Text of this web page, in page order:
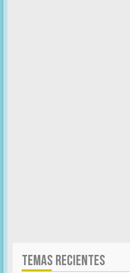
TEMAS RECIENTES